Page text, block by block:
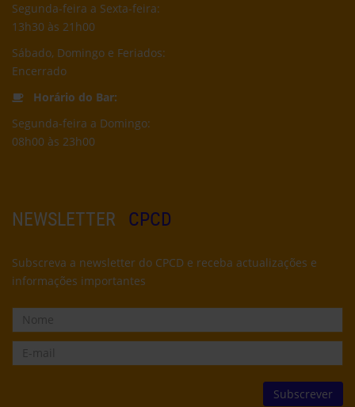
Segunda-feira a Sexta-feira:
13h30 às 21h00
Sábado, Domingo e Feriados:
Encerrado
Horário do Bar:
Segunda-feira a Domingo:
08h00 às 23h00
NEWSLETTER CPCD
Subscreva a newsletter do CPCD e receba actualizações e
informações importantes